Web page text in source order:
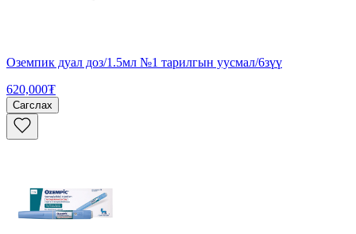
Оземпик дуал доз/1.5мл №1 тарилгын уусмал/6зүү
620,000₮
Сагслах